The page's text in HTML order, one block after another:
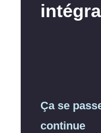
Ça se
continue